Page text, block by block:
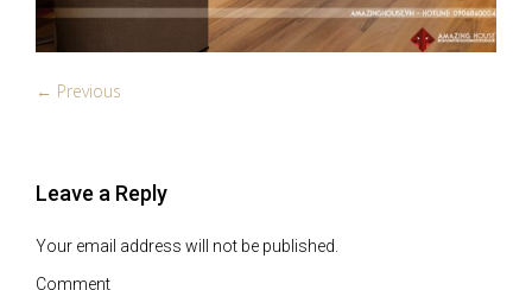
← Previous
Leave a Reply
Your email address will not be published.
Comment